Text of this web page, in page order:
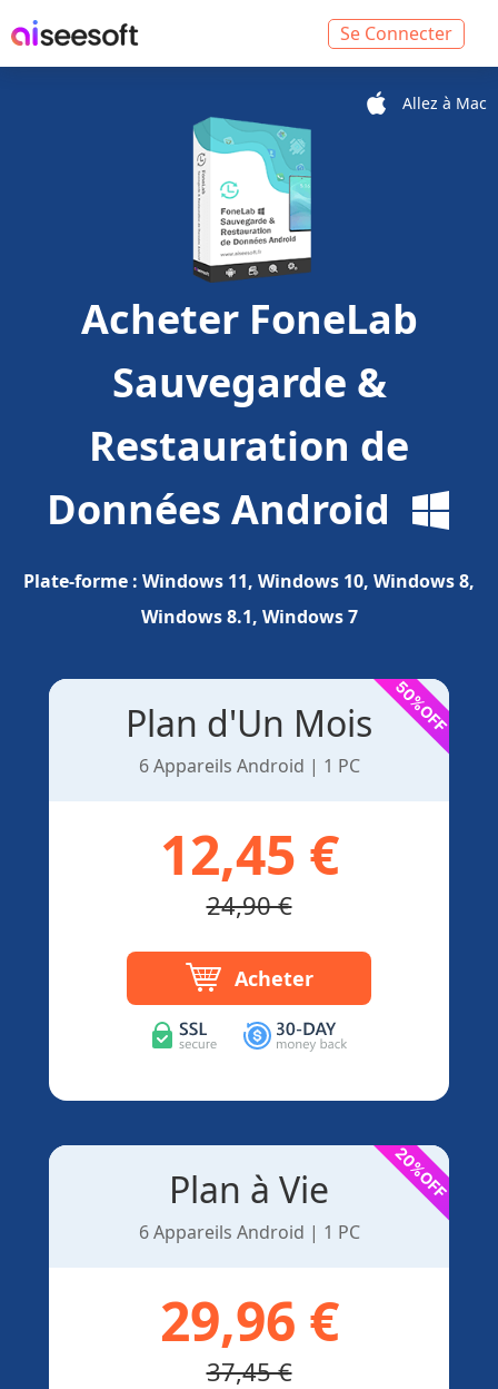
Se Connecter
Allez à Mac
Acheter FoneLab
Sauvegarde &
Restauration de
Données Android
Plate-forme : Windows 11, Windows 10, Windows 8,
Windows 8.1, Windows 7
Plan d'Un Mois
6 Appareils Android | 1 PC
12,45 €
24,90 €
Acheter
Plan à Vie
6 Appareils Android | 1 PC
29,96 €
37,45 €